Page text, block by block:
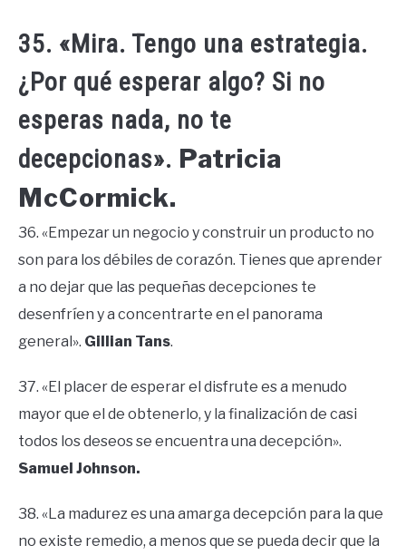
35. «Mira. Tengo una estrategia.
¿Por qué esperar algo? Si no
esperas nada, no te
decepcionas». Patricia
McCormick.
36. «Empezar un negocio y construir un producto no
son para los débiles de corazón. Tienes que aprender
a no dejar que las pequeñas decepciones te
desenfríen y a concentrarte en el panorama
general». Gillian Tans.
37. «El placer de esperar el disfrute es a menudo
mayor que el de obtenerlo, y la finalización de casi
todos los deseos se encuentra una decepción».
Samuel Johnson.
38. «La madurez es una amarga decepción para la que
no existe remedio, a menos que se pueda decir que la